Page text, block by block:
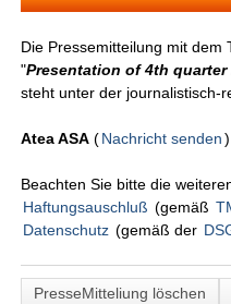
Die Pressemitteilung mit dem
"Presentation of 4th quarter
steht unter der journalistisch-
Atea ASA (Nachricht senden )
Beachten Sie bitte die
Haftungsauschluß (gemäß
Datenschutz (gemäß der
PresseMitteliung löschen